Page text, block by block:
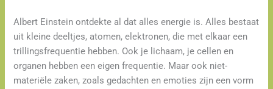
Albert Einstein ontdekte al dat alles energie is. Alles bestaat
uit kleine deeltjes, atomen, elektronen, die met elkaar een
trillingsfrequentie hebben. Ook je lichaam, je cellen en
organen hebben een eigen frequentie. Maar ook niet-
materiële zaken, zoals gedachten en emoties zijn een vorm